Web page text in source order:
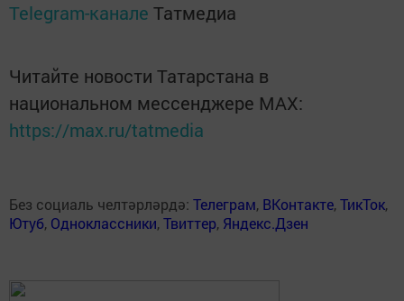
Telegram-канале Татмедиа
Читайте новости Татарстана в
национальном мессенджере MАХ:
https://max.ru/tatmedia
Без социаль челтәрләрдә: Телеграм, ВКонтакте,ТикТок,
Ютуб, Одноклассники,Твиттер, Яндекс.Дзен